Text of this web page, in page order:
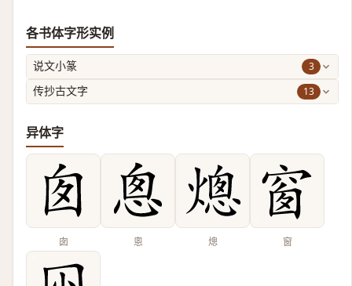
各书体字形实例
说文小篆 3
传抄古文字 13
异体字
囱 悤 熜 窗